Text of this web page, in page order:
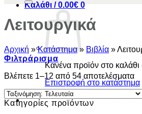
Καλάθι /0.00€ 0
Κανένα προϊόν στο καλάθι
Επιστροφή στο κατάστημα
Λειτουργικά
Αρχική » Κατάστημα » Βιβλία »
Φιλτράρισμα
Βλέπετε 1–12 από 54 αποτελέσματα
by
Κατηγορίες προϊόντων